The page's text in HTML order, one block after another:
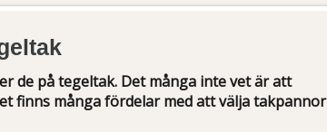
de på tegeltak. Det många inte vet är att
finns många fördelar med att välja takpannor